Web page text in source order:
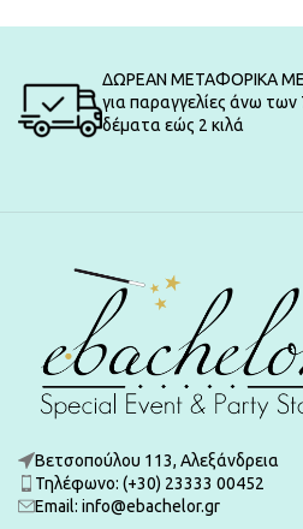
ΔΩΡΕΑΝ ΜΕΤΑΦΟΡΙΚΑ ΜΕ
για παραγγελίες άνω των
δέματα εώς 2 κιλά
Βετσοπούλου 113, Αλεξάνδρεια
Τηλέφωνο: (+30) 23333 00452
Εmail: info@ebachelor.gr